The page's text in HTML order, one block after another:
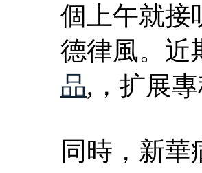
個上午就接
德律風。近
品,，扩展
同時，新